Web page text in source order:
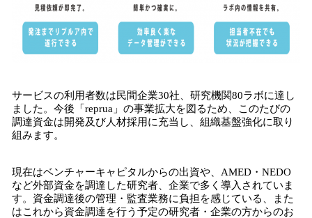
サービスの利用者数は民間企業30社、研究機関80ラボに達し
ました。今後「reprua」の事業拡大を図るため、このたびの
調達資金は開発及び人材採用に充当し、組織基盤強化に取り
組みます。
現在はベンチャーキャピタルからの出資や、AMED・NEDO
など外部資金を調達した研究者、企業で多く導入されていま
す。資金調達後の管理・監査業務に負担を感じている、また
はこれから資金調達を行う予定の研究者・企業の方からのお